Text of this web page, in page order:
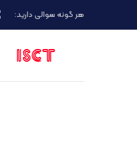
هر گونه سوالی دارید: